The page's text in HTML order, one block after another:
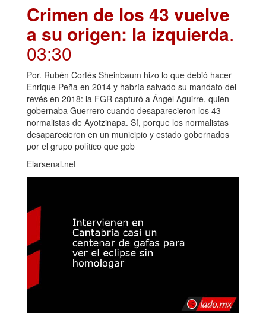
Crimen de los 43 vuelve
a su origen: la izquierda.
03:30
Por. Rubén Cortés Sheinbaum hizo lo que debió hacer
Enrique Peña en 2014 y habría salvado su mandato del
revés en 2018: la FGR capturó a Ángel Aguirre, quien
gobernaba Guerrero cuando desaparecieron los 43
normalistas de Ayotzinapa. Sí, porque los normalistas
desaparecieron en un municipio y estado gobernados
por el grupo político que gob
Elarsenal.net